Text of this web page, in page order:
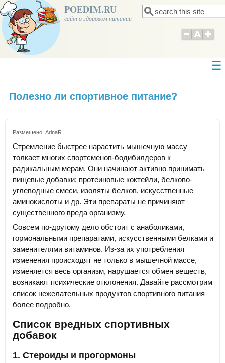
POEDIM.RU
сайт о здоровом питании Форма поиска
Поиск
Полезно ли спортивное питание?
Размещено: ArinaR
Стремление быстрее нарастить мышечную массу
толкает многих спортсменов-бодибилдеров к
радикальным мерам. Они начинают активно принимать
пищевые добавки: протеиновые коктейли, белково-
углеводные смеси, изоляты белков, искусственные
аминокислоты и др. Эти препараты не причиняют
существенного вреда организму.
Совсем по-другому дело обстоит с анаболиками,
гормональными препаратами, искусственными белками и
заменителями витаминов. Из-за их употребления
изменения происходят не только в мышечной массе,
изменяется весь организм, нарушается обмен веществ,
возникают психические отклонения. Давайте рассмотрим
список нежелательных продуктов спортивного питания
более подробно.
Список вредных спортивных
добавок
1. Стероиды и прогормоны